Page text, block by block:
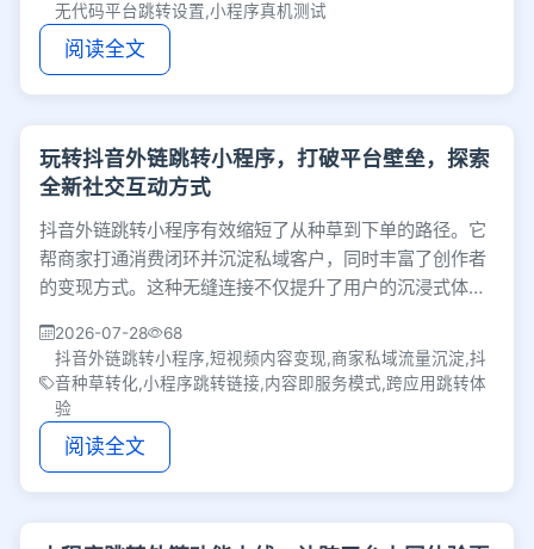
无代码平台跳转设置,小程序真机测试
阅读全文
玩转抖音外链跳转小程序，打破平台壁垒，探索
全新社交互动方式
抖音外链跳转小程序有效缩短了从种草到下单的路径。它
帮商家打通消费闭环并沉淀私域客户，同时丰富了创作者
的变现方式。这种无缝连接不仅提升了用户的沉浸式体
2026-07-28
68
抖音外链跳转小程序,短视频内容变现,商家私域流量沉淀,抖
音种草转化,小程序跳转链接,内容即服务模式,跨应用跳转体
验
阅读全文